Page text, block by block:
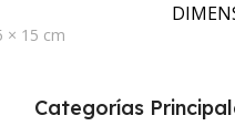
× 15 cm
Categorías